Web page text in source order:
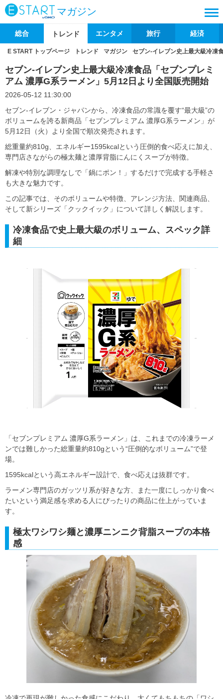
マガジン
総合 トレンド エンタメ 旅行 経済
E START トップページ トレンド マガジン セブン‐イレブン史上最大級冷凍
セブン‐イレブン史上最大級冷凍食品「セブンプレミ
アム 濃厚G系ラーメン」5月12日より全国販売開始
2026-05-12 11:30:00
セブン‐イレブン・ジャパンから、冷凍食品の常識を覆す“最大級”の
ボリュームを誇る新商品「セブンプレミアム 濃厚G系ラーメン」が
5月12日（火）より全国で順次発売されます。
総重量約810g、エネルギー1595kcalという圧倒的食べ応えに加え、
専門店さながらの極太麺と濃厚背脂にんにくスープが特徴。
解凍や特別な調理なしで「鍋にポン！」するだけで完成する手軽さ
も大きな魅力です。
この記事では、そのボリュームや特徴、アレンジ方法、関連商品、
そして新シリーズ「クックイック」について詳しく解説します。
冷凍食品で史上最大級のボリューム、スペック詳
細
「セブンプレミアム 濃厚G系ラーメン」は、これまでの冷凍ラーメ
ンでは難しかった総重量約810gという“圧倒的なボリューム”で登
場。
1595kcalという高エネルギー設計で、食べ応えは抜群です。
ラーメン専門店のガッツリ系が好きな方、また一度にしっかり食べ
たいという満足感を求める人にぴったりの商品に仕上がっていま
す。
極太ワシワシ麺と濃厚ニンニク背脂スープの本格
感